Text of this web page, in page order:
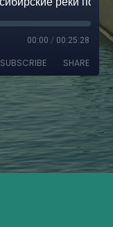
00:00 / 00:25:28
SUBSCRIBE SHARE